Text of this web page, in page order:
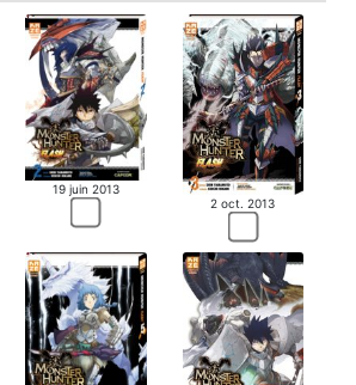
19 juin 2013
2 oct. 2013